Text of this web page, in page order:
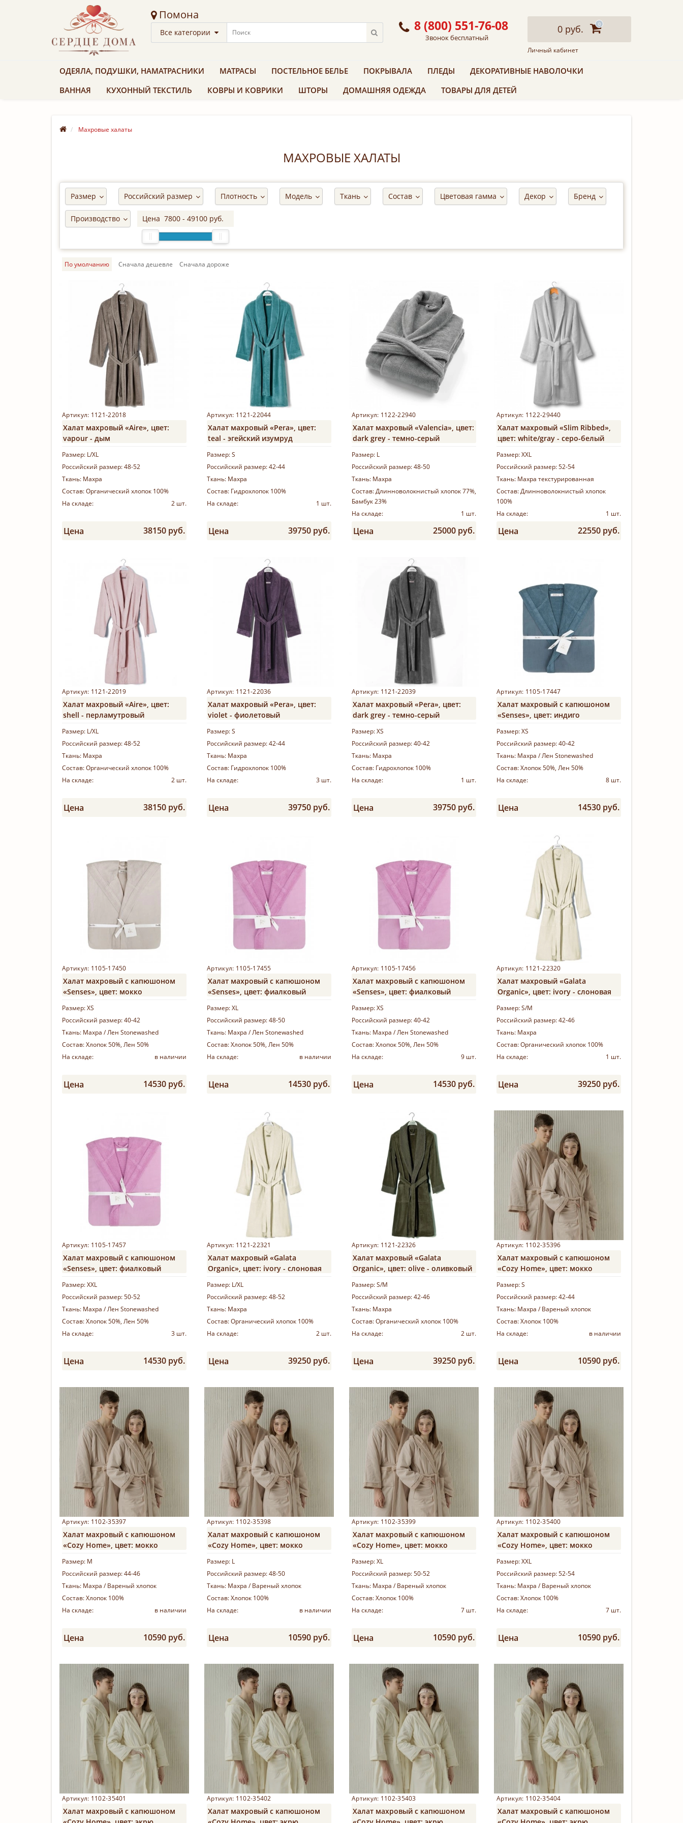
Помона
Все категории 8 (800) 551-76-08
Звонок бесплатный
0 руб. 0
Личный кабинет
ОДЕЯЛА, ПОДУШКИ, НАМАТРАСНИКИ МАТРАСЫ ПОСТЕЛЬНОЕ БЕЛЬЕ ПОКРЫВАЛА ПЛЕДЫ
ДЕКОРАТИВНЫЕ НАВОЛОЧКИ
ВАННАЯ
КУХОННЫЙ ТЕКСТИЛЬ КОВРЫ И КОВРИКИ ШТОРЫ ДОМАШНЯЯ ОДЕЖДА ТОВАРЫ ДЛЯ ДЕТЕЙ
Махровые халаты
МАХРОВЫЕ ХАЛАТЫ
Размер Российский размер Плотность Модель Ткань Состав Цветовая гамма Декор Бренд
Производство Цена 7800 - 49100 руб.
По умолчанию Cначала дешевле Cначала дороже
Артикул: 1121-22018
Халат махровый «Aire», цвет:
vapour - дым
Размер: L/XL
Российский размер:48-52
Ткань: Махра
Состав:Органический хлопок 100%
На складе:
2 шт.
Цена 38150 руб.
Артикул: 1121-22044
Халат махровый «Pera», цвет:
teal - эгейский изумруд
Размер:S
Российский размер:42-44
Ткань: Махра
Состав: Гидрохлопок 100%
На складе:
1 шт.
Цена 39750 руб.
Артикул: 1122-22940
Халат махровый «Valencia», цвет:
dark grey - темно-серый
Размер: L
Российский размер:48-50
Ткань: Махра
Состав:Длинноволокнистый хлопок 77%,
Бамбук 23%
На складе:
1 шт.
Цена 25000 руб.
Артикул: 1122-29440
Халат махровый «Slim Ribbed»,
цвет: white/gray - серо-белый
Размер:XXL
Российский размер:52-54
Ткань: Махра текстурированная
Состав:Длинноволокнистый хлопок
100%
На складе:
1 шт.
Цена 22550 руб.
Артикул: 1121-22019
Халат махровый «Aire», цвет:
shell - перламутровый
Размер: L/XL
Российский размер:48-52
Ткань: Махра
Состав:Органический хлопок 100%
На складе:
2 шт.
Цена 38150 руб.
Артикул: 1121-22036
Халат махровый «Pera», цвет:
violet - фиолетовый
Размер:S
Российский размер:42-44
Ткань: Махра
Состав: Гидрохлопок 100%
На складе:
3 шт.
Цена 39750 руб.
Артикул: 1121-22039
Халат махровый «Pera», цвет:
dark grey - темно-серый
Размер:XS
Российский размер:40-42
Ткань: Махра
Состав: Гидрохлопок 100%
На складе:
1 шт.
Цена 39750 руб.
Артикул: 1105-17447
Халат махровый с капюшоном
«Senses», цвет: индиго
Размер:XS
Российский размер:40-42
Ткань: Махра / Лен Stonewashed
Состав:Хлопок 50%, Лен 50%
На складе:
8 шт.
Цена 14530 руб.
Артикул: 1105-17450
Халат махровый с капюшоном
«Senses», цвет: мокко
Размер:XS
Российский размер:40-42
Ткань: Махра / Лен Stonewashed
Состав:Хлопок 50%, Лен 50%
На складе:
в наличии
Цена 14530 руб.
Артикул: 1105-17455
Халат махровый с капюшоном
«Senses», цвет: фиалковый
Размер:XL
Российский размер:48-50
Ткань: Махра / Лен Stonewashed
Состав:Хлопок 50%, Лен 50%
На складе:
в наличии
Цена 14530 руб.
Артикул: 1105-17456
Халат махровый с капюшоном
«Senses», цвет: фиалковый
Размер:XS
Российский размер:40-42
Ткань: Махра / Лен Stonewashed
Состав:Хлопок 50%, Лен 50%
На складе:
9 шт.
Цена 14530 руб.
Артикул: 1121-22320
Халат махровый «Galata
Organic», цвет: ivory - слоновая
Размер:S/M
Российский размер:42-46
Ткань: Махра
Состав:Органический хлопок 100%
На складе:
1 шт.
Цена 39250 руб.
Артикул: 1105-17457
Халат махровый с капюшоном
«Senses», цвет: фиалковый
Размер:XXL
Российский размер:50-52
Ткань: Махра / Лен Stonewashed
Состав:Хлопок 50%, Лен 50%
На складе:
3 шт.
Цена 14530 руб.
Артикул: 1121-22321
Халат махровый «Galata
Organic», цвет: ivory - слоновая
Размер: L/XL
Российский размер:48-52
Ткань: Махра
Состав:Органический хлопок 100%
На складе:
2 шт.
Цена 39250 руб.
Артикул: 1121-22326
Халат махровый «Galata
Organic», цвет: olive - оливковый
Размер:S/M
Российский размер:42-46
Ткань: Махра
Состав:Органический хлопок 100%
На складе:
2 шт.
Цена 39250 руб.
Артикул: 1102-35396
Халат махровый с капюшоном
«Cozy Home», цвет: мокко
Размер:S
Российский размер:42-44
Ткань: Махра / Вареный хлопок
Состав:Хлопок 100%
На складе:
в наличии
Цена 10590 руб.
Артикул: 1102-35397
Халат махровый с капюшоном
«Cozy Home», цвет: мокко
Размер: M
Российский размер:44-46
Ткань: Махра / Вареный хлопок
Состав:Хлопок 100%
На складе:
в наличии
Цена 10590 руб.
Артикул: 1102-35398
Халат махровый с капюшоном
«Cozy Home», цвет: мокко
Размер: L
Российский размер:48-50
Ткань: Махра / Вареный хлопок
Состав:Хлопок 100%
На складе:
в наличии
Цена 10590 руб.
Артикул: 1102-35399
Халат махровый с капюшоном
«Cozy Home», цвет: мокко
Размер:XL
Российский размер:50-52
Ткань: Махра / Вареный хлопок
Состав:Хлопок 100%
На складе:
7 шт.
Цена 10590 руб.
Артикул: 1102-35400
Халат махровый с капюшоном
«Cozy Home», цвет: мокко
Размер:XXL
Российский размер:52-54
Ткань: Махра / Вареный хлопок
Состав:Хлопок 100%
На складе:
7 шт.
Цена 10590 руб.
Артикул: 1102-35401
Халат махровый с капюшоном
Артикул: 1102-35402
Халат махровый с капюшоном
Артикул: 1102-35403
Халат махровый с капюшоном
Артикул: 1102-35404
Халат махровый с капюшоном